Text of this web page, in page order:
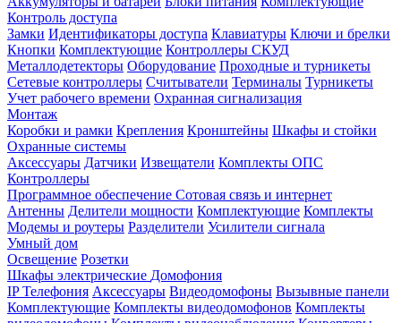
Контроль доступа
Замки Идентификаторы доступа Клавиатуры Ключи и брелки
Кнопки Комплектующие Контроллеры СКУД
Металлодетекторы Оборудование Проходные и турникеты
Сетевые контроллеры Считыватели Терминалы Турникеты
Учет рабочего времени Охранная сигнализация
Монтаж
Коробки и рамки Крепления Кронштейны Шкафы и стойки
Охранные системы
Аксессуары Датчики Извещатели Комплекты ОПС
Контроллеры
Программное обеспечение Сотовая связь и интернет
Антенны Делители мощности Комплектующие Комплекты
Модемы и роутеры Разделители Усилители сигнала
Умный дом
Освещение Розетки
Шкафы электрические Домофония
IP Телефония Аксессуары Видеодомофоны Вызывные панели
Комплектующие Комплекты видеодомофонов Комплекты